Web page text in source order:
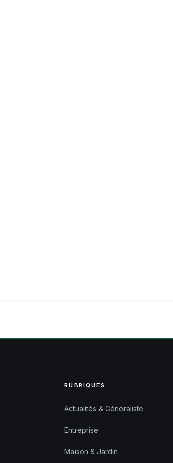
RUBRIQUES
Actualités & Généraliste
Entreprise
Maison & Jardin